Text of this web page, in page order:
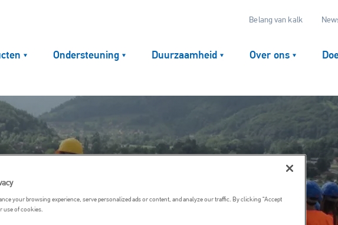
Belang van kalk
Ondersteuning Duurzaamheid Over ons
your browsing experience, serve personalized ads or content, and analyze our traffic. By clicking “Accept
use of cookies.